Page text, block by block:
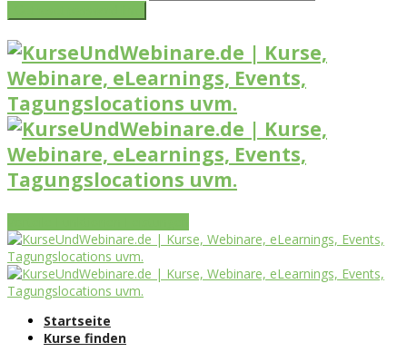
Startseite
Kurse finden